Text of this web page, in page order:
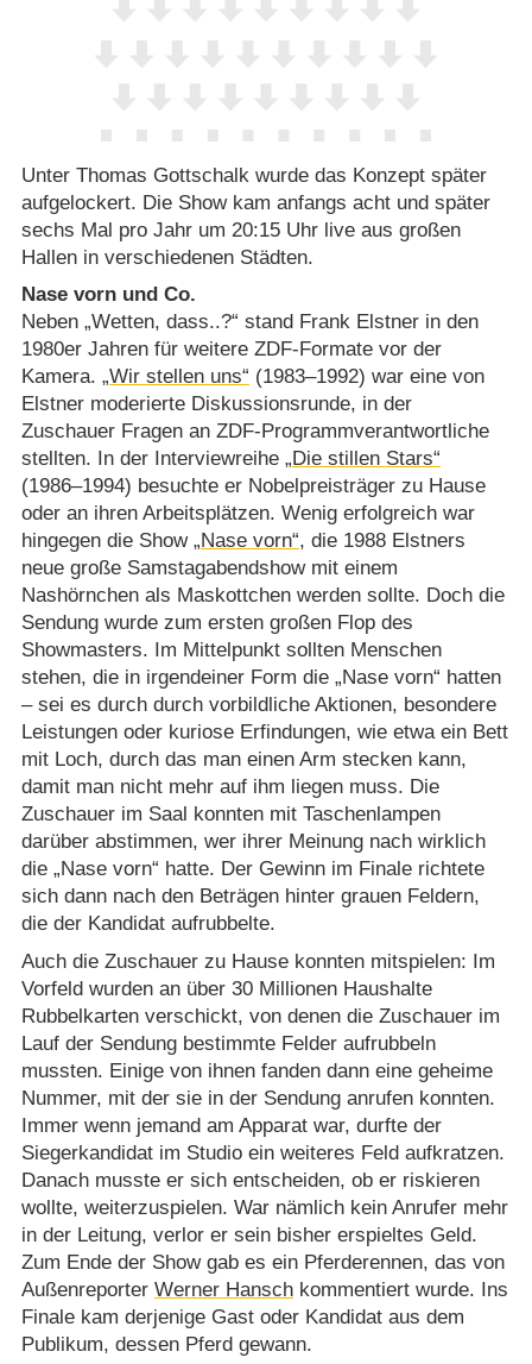
Unter Thomas Gottschalk wurde das Konzept später
aufgelockert. Die Show kam anfangs acht und später
sechs Mal pro Jahr um 20:15 Uhr live aus großen
Hallen in verschiedenen Städten.
Nase vorn und Co.
Neben „Wetten, dass..?“ stand Frank Elstner in den
1980er Jahren für weitere ZDF-Formate vor der
Kamera. „Wir stellen uns“ (1983⁠–⁠1992) war eine von
Elstner moderierte Diskussionsrunde, in der
Zuschauer Fragen an ZDF-Programmverantwortliche
stellten. In der Interviewreihe „Die stillen Stars“
(1986⁠–⁠1994) besuchte er Nobelpreisträger zu Hause
oder an ihren Arbeitsplätzen. Wenig erfolgreich war
hingegen die Show „Nase vorn“, die 1988 Elstners
neue große Samstagabendshow mit einem
Nashörnchen als Maskottchen werden sollte. Doch die
Sendung wurde zum ersten großen Flop des
Showmasters. Im Mittelpunkt sollten Menschen
stehen, die in irgendeiner Form die „Nase vorn“ hatten
– sei es durch durch vorbildliche Aktionen, besondere
Leistungen oder kuriose Erfindungen, wie etwa ein Bett
mit Loch, durch das man einen Arm stecken kann,
damit man nicht mehr auf ihm liegen muss. Die
Zuschauer im Saal konnten mit Taschenlampen
darüber abstimmen, wer ihrer Meinung nach wirklich
die „Nase vorn“ hatte. Der Gewinn im Finale richtete
sich dann nach den Beträgen hinter grauen Feldern,
die der Kandidat aufrubbelte.
Auch die Zuschauer zu Hause konnten mitspielen: Im
Vorfeld wurden an über 30 Millionen Haushalte
Rubbelkarten verschickt, von denen die Zuschauer im
Lauf der Sendung bestimmte Felder aufrubbeln
mussten. Einige von ihnen fanden dann eine geheime
Nummer, mit der sie in der Sendung anrufen konnten.
Immer wenn jemand am Apparat war, durfte der
Siegerkandidat im Studio ein weiteres Feld aufkratzen.
Danach musste er sich entscheiden, ob er riskieren
wollte, weiterzuspielen. War nämlich kein Anrufer mehr
in der Leitung, verlor er sein bisher erspieltes Geld.
Zum Ende der Show gab es ein Pferderennen, das von
Außenreporter Werner Hanschkommentiert wurde. Ins
Finale kam derjenige Gast oder Kandidat aus dem
Publikum, dessen Pferd gewann.